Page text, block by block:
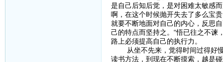
是自己后知后觉，是对困难太敏感
啊，在这个时候抛开失去了多么宝
就要不断地面对自己的内心，反思
己的特点而坚持之。“悟已往之不谏
路上必须提高自己的执行力。
从坐不先来，觉得时间过得好慢
读书方法，到现在不断摸索，越是